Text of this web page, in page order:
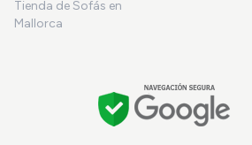
Tienda de Sofás en
Mallorca